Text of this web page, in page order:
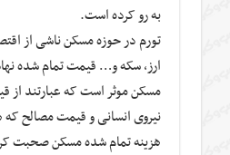
به رو کرده است.
تورم در حوزه مسکن ناشی از
ارز، سکه و… قیمت تمام شده
مسکن موثر است که عبارتند
نیروی انسانی و قیمت مصالح
هزینه تمام شده مسکن صحبت